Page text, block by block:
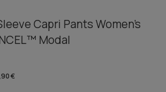
Capri Pants Women's
Modal
€